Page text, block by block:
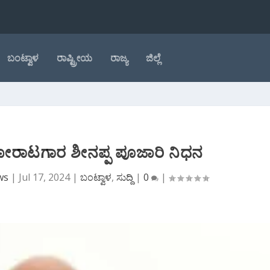
ಬಂಟ್ವಾಳ ರಾಷ್ಟ್ರೀಯ ರಾಜ್ಯ ಜಿಲ್ಲೆ
ಶೀನಪ್ಪ ಪೂಜಾರಿ ನಿಧನ
| Jul 17, 2024| ಬಂಟ್ವಾಳ, ಸುದ್ದಿ | 0 |